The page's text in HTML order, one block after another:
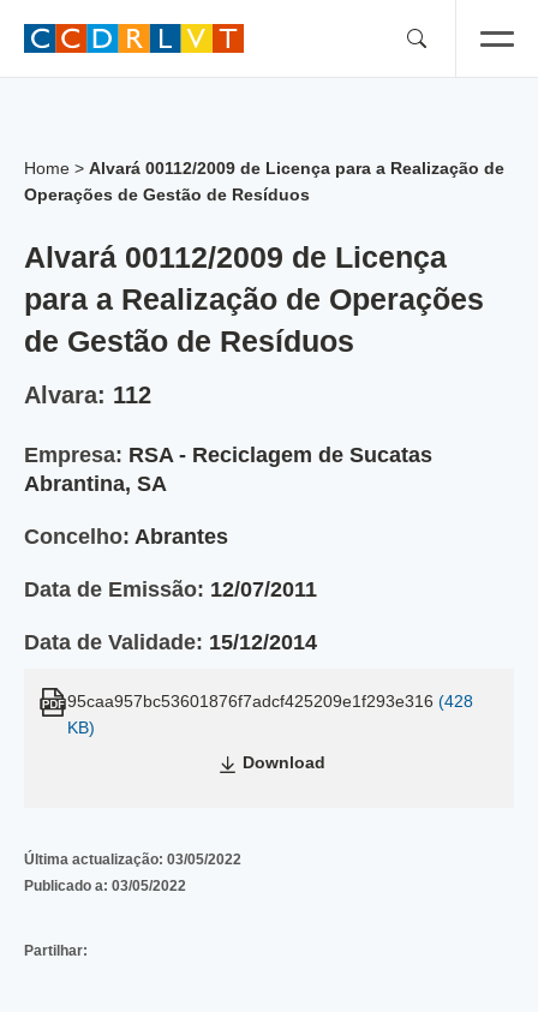
Home > Alvará 00112/2009 de Licença para a Realização de
Operações de Gestão de Resíduos
Alvará 00112/2009 de Licença
para a Realização de Operações
de Gestão de Resíduos
Alvara: 112
Empresa: RSA - Reciclagem de Sucatas
Abrantina, SA
Concelho: Abrantes
Data de Emissão: 12/07/2011
Data de Validade: 15/12/2014
95caa957bc53601876f7adcf425209e1f293e316 (428
KB)
Download
Última actualização: 03/05/2022
Publicado a: 03/05/2022
Partilhar: